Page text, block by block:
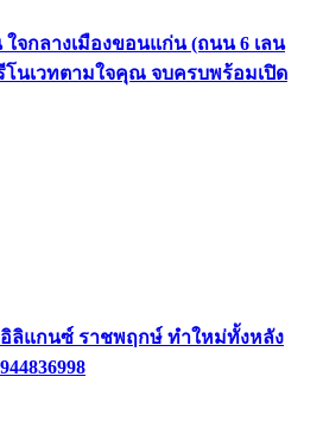
จกลางเมืองขอนแก่น (ถนน 6 เลน
โนเวทตามใจคุณ จบครบพร้อมเปิด
ลิแกนซ์ ราชพฤกษ์ ทำใหม่ทั้งหลัง